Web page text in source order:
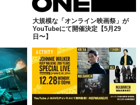
大規模な「オンライン映画祭」が
YouTubeにて開催決定【5月29
日〜】
ACTIVITY